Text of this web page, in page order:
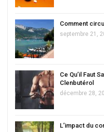
Comment
septembre 21,
Ce Qu’il Faut
Clenbutérol
décembre 28,
L’impact du